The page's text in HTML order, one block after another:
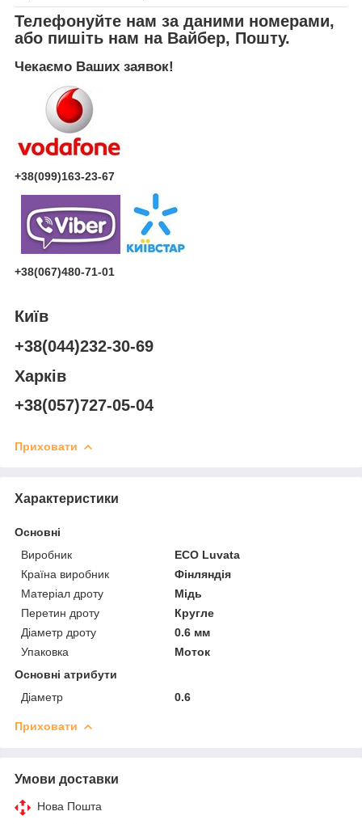
Телефонуйте нам за даними номерами,
або пишіть нам на Вайбер, Пошту.
Чекаємо Ваших заявок!
+38(099)163-23-67
+38(067)480-71-01
Київ
+38(044)232-30-69
Харків
+38(057)727-05-04
Приховати
Характеристики
Основні
Виробник
ECO Luvata
Країна виробник
Фінляндія
Матеріал дроту
Мідь
Перетин дроту
Кругле
Діаметр дроту
0.6 мм
Упаковка
Моток
Основні атрибути
Діаметр
0.6
Приховати
Умови доставки
Нова Пошта